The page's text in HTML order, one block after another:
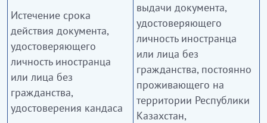
Истечение срока
действия документа,
удостоверяющего
личность иностранца
или лица без
гражданства,
удостоверения кандаса
выдачи документа,
удостоверяющего
личность иностранца
или лица без
гражданства, постоянно
проживающего на
территории Республики
Казахстан,